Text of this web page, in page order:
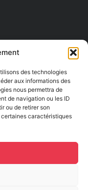
des technologies
aux informations des
nous permettra de
de navigation ou les ID
ou de retirer son
caractéristiques
?